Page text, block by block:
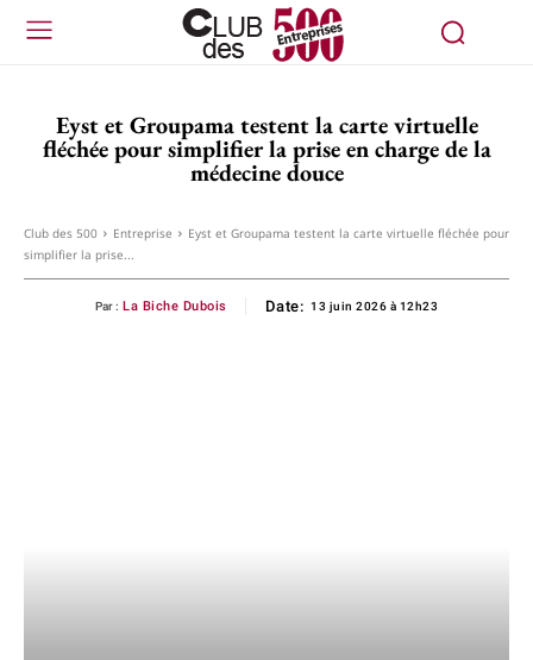
Eyst et Groupama testent la carte virtuelle
fléchée pour simplifier la prise en charge de la
médecine douce
Club des 500 Entreprise
Eyst et Groupama testent la carte virtuelle fléchée pour
simplifier la prise...
Par : La Biche Dubois Date: 13 juin 2026 à 12h23